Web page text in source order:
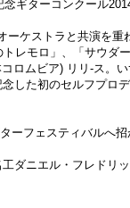
ギターコンクール
ーケストラと共演を
レモロ」、「サウダ
コロムビア) リリ-ス
した初のセルフプロ
ーフェスティバルへ
ダニエル・フレドリ